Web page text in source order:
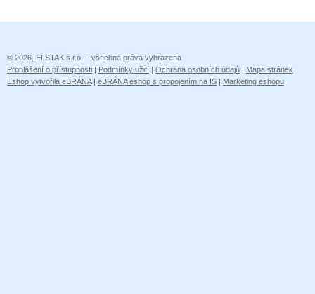
© 2026, ELSTAK s.r.o. – všechna práva vyhrazena
Prohlášení o přístupnosti | Podmínky užití | Ochrana osobních údajů | Mapa stránek
Eshop vytvořila eBRÁNA| eBRÁNA eshop s propojením na IS | Marketing eshopu